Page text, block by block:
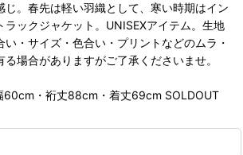
じ。春先は軽い羽織として、寒い時期はイン
ラックジャケット。UNISEXアイテム。生地
・サイズ・色合い・プリントなどのムラ・
場合がありますがご了承くださいませ。
60cm・裄丈88cm・着丈69cm SOLDOUT